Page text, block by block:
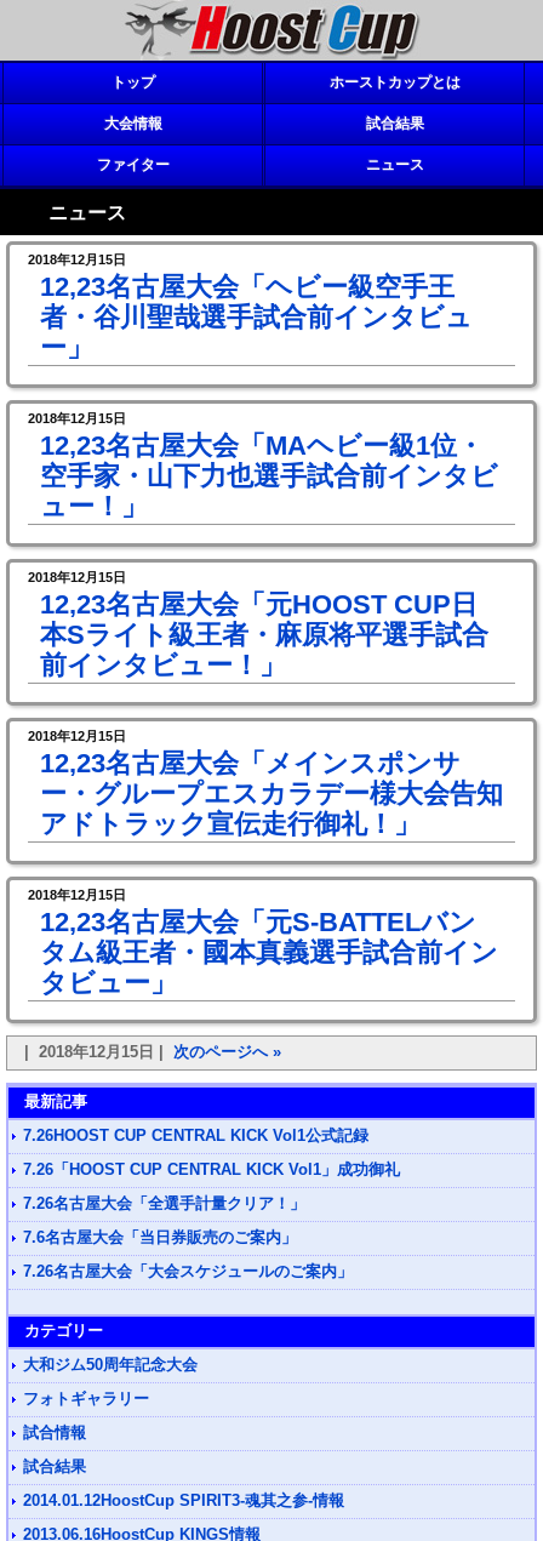
トップ ホーストカップとは
大会情報 試合結果
ファイター ニュース
ニュース
2018年12月15日
12,23名古屋大会「ヘビー級空手王
者・谷川聖哉選手試合前インタビュ
ー」
2018年12月15日
12,23名古屋大会「MAヘビー級1位・
空手家・山下力也選手試合前インタビ
ュー！」
2018年12月15日
12,23名古屋大会「元HOOST CUP日
本Sライト級王者・麻原将平選手試合
前インタビュー！」
2018年12月15日
12,23名古屋大会「メインスポンサ
ー・グループエスカラデー様大会告知
アドトラック宣伝走行御礼！」
2018年12月15日
12,23名古屋大会「元S-BATTELバン
タム級王者・國本真義選手試合前イン
タビュー」
| 2018年12月15日 | 次のページへ »
最新記事
7.26HOOST CUP CENTRAL KICK Vol1公式記録
7.26「HOOST CUP CENTRAL KICK Vol1」成功御礼
7.26名古屋大会「全選手計量クリア！」
7.6名古屋大会「当日券販売のご案内」
7.26名古屋大会「大会スケジュールのご案内」
カテゴリー
大和ジム50周年記念大会
フォトギャラリー
試合情報
試合結果
2014.01.12HoostCup SPIRIT3-魂其之参-情報
2013.06.16HoostCup KINGS情報